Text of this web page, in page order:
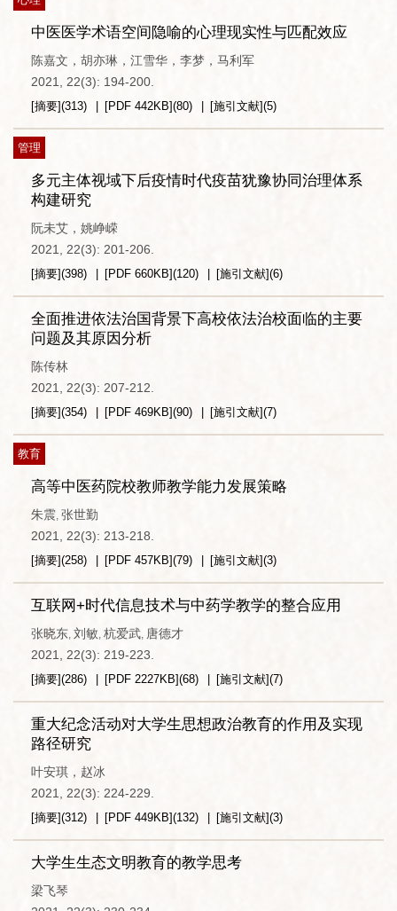
中医医学术语空间隐喻的心理现实性与匹配效应
陈嘉文，胡亦琳，江雪华，李梦，马利军
2021, 22(3): 194-200.
[摘要](313) [PDF 442KB](80) [施引文献](5)
管理
多元主体视域下后疫情时代疫苗犹豫协同治理体系
构建研究
阮未艾，姚峥嵘
2021, 22(3): 201-206.
[摘要](398) [PDF 660KB](120) [施引文献](6)
全面推进依法治国背景下高校依法治校面临的主要
问题及其原因分析
陈传林
2021, 22(3): 207-212.
[摘要](354) [PDF 469KB](90) [施引文献](7)
教育
高等中医药院校教师教学能力发展策略
朱震, 张世勤
2021, 22(3): 213-218.
[摘要](258) [PDF 457KB](79) [施引文献](3)
互联网+时代信息技术与中药学教学的整合应用
张晓东, 刘敏, 杭爱武, 唐德才
2021, 22(3): 219-223.
[摘要](286) [PDF 2227KB](68) [施引文献](7)
重大纪念活动对大学生思想政治教育的作用及实现
路径研究
叶安琪，赵冰
2021, 22(3): 224-229.
[摘要](312) [PDF 449KB](132) [施引文献](3)
大学生生态文明教育的教学思考
梁飞琴